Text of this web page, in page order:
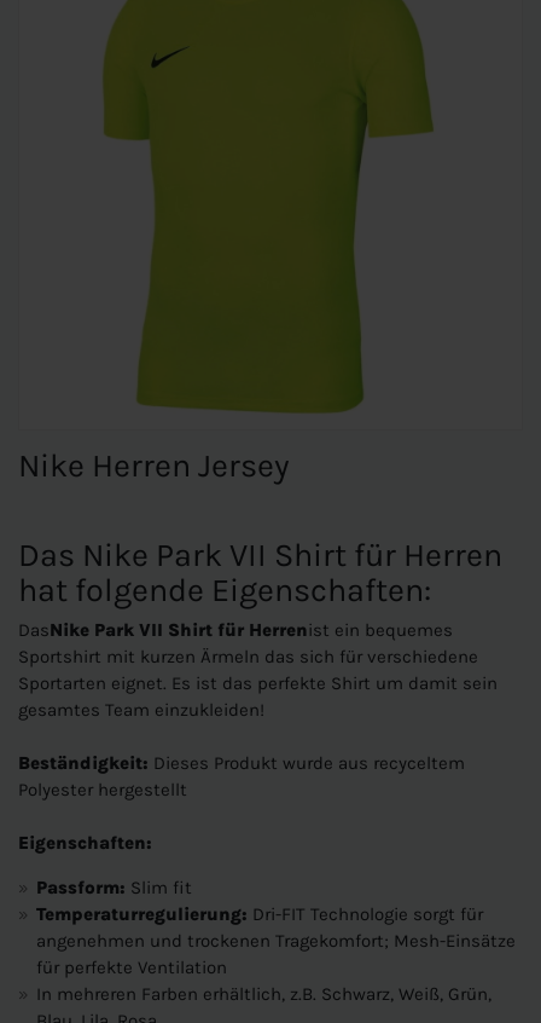
Nike Herren Jersey
Das Nike Park VII Shirt für Herren
hat folgende Eigenschaften:
DasNike Park VII Shirt für Herrenist ein bequemes
Sportshirt mit kurzen Ärmeln das sich für verschiedene
Sportarten eignet. Es ist das perfekte Shirt um damit sein
gesamtes Team einzukleiden!
Beständigkeit: Dieses Produkt wurde aus recyceltem
Polyester hergestellt
Eigenschaften:
Passform: Slim fit
Temperaturregulierung: Dri-FIT Technologie sorgt für
angenehmen und trockenen Tragekomfort; Mesh-Einsätze
für perfekte Ventilation
In mehreren Farben erhältlich, z.B. Schwarz, Weiß, Grün,